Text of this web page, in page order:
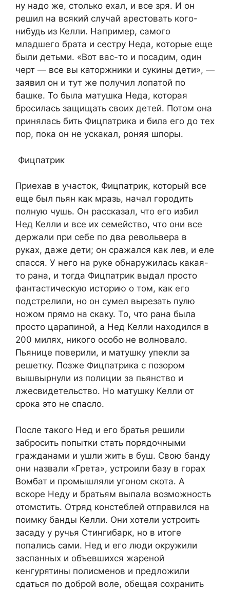
ну надо же, столько ехал, и все зря. И он
решил на всякий случай арестовать кого-
нибудь из Келли. Например, самого
младшего брата и сестру Неда, которые еще
были детьми. «Вот вас-то и посадим, один
черт — все вы каторжники и сукины дети», —
заявил он и тут же получил лопатой по
башке. То была матушка Неда, которая
бросилась защищать своих детей. Потом она
принялась бить Фицпатрика и била его до тех
пор, пока он не ускакал, роняя шпоры.
Фицпатрик
Приехав в участок, Фицпатрик, который все
еще был пьян как мразь, начал городить
полную чушь. Он рассказал, что его избил
Нед Келли и все их семейство, что они все
держали при себе по два револьвера в
руках, даже дети; он сражался как лев, и еле
спасся. У него на руке обнаружилась какая-
то рана, и тогда Фицпатрик выдал просто
фантастическую историю о том, как его
подстрелили, но он сумел вырезать пулю
ножом прямо на скаку. То, что рана была
просто царапиной, а Нед Келли находился в
200 милях, никого особо не волновало.
Пьянице поверили, и матушку упекли за
решетку. Позже Фицпатрика с позором
вышвырнули из полиции за пьянство и
лжесвидетельство. Но матушку Келли от
срока это не спасло.
После такого Нед и его братья решили
забросить попытки стать порядочными
гражданами и ушли жить в буш. Свою банду
они назвали «Грета», устроили базу в горах
Вомбат и промышляли угоном скота. А
вскоре Неду и братьям выпала возможность
отомстить. Отряд констеблей отправился на
поимку банды Келли. Они хотели устроить
засаду у ручья Стингибарк, но в итоге
попались сами. Нед и его люди окружили
заспанных и объевшихся жареной
кенгурятины полисменов и предложили
сдаться по доброй воле, обещая сохранить